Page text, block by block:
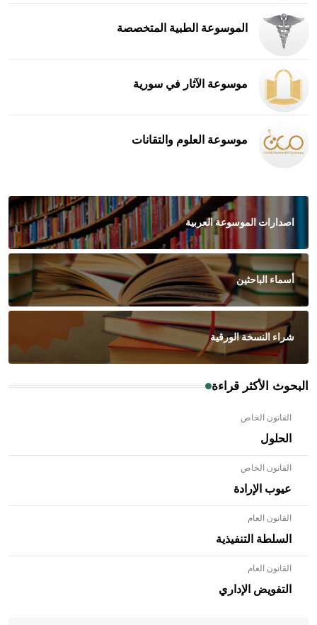
الموسوعة الطبية المتخصصة
موسوعة الآثار في سورية
موسوعة العلوم والتقانات
اصدارات الموسوعة العربية
أسماء الباحثين
شراء النسخة الورقية
البحوث الأكثر قراءة
القانون الخاص
الحلول
القانون الخاص
عيوب الإرادة
القانون العام
السلطة التنفيذية
القانون العام
التفويض الإداري
- هل تعلم أن الأبلق نوع من الفنون الهندسية التي ارتبطت
بالعمارة الإسلامية في بلاد الشام ومصر خاصة، حيث يحرص
المعمار على بناء مداميكه وخاصة في الواجهات